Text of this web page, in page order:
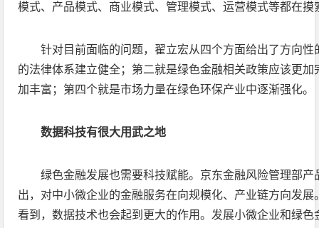
模式、产品模式、商业模式、管理模式、运营模式等都在摸
针对目前面临的问题，翟立宏从四个方面给出了方向
的法律体系建立健全；第二就是绿色金融相关政策应该更
加丰富；第四个就是市场力量在绿色环保产业中逐渐强化。
数据科技有很大用武之地
绿色金融发展也需要科技赋能。京东金融风险管理部
出，对中小微企业的金融服务在向规模化、产业链方向发
看到，数据技术也会起到更大的作用。发展小微企业和绿